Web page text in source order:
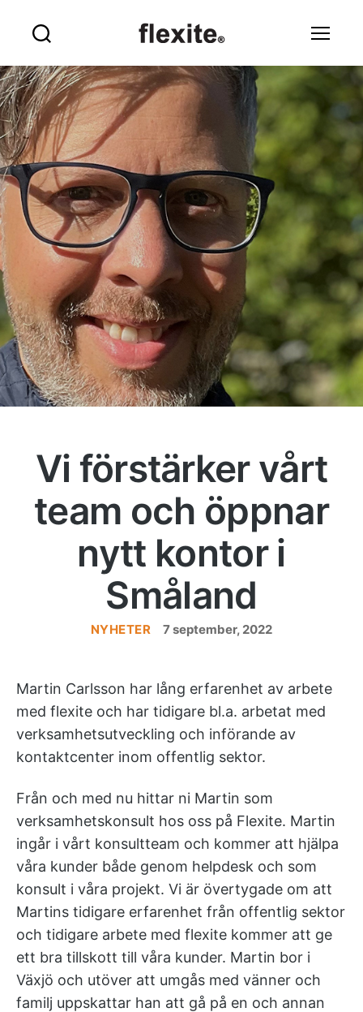
Vi förstärker vårt
team och öppnar
nytt kontor i
Småland
Kategorier
NYHETER 7 september, 2022
Martin Carlsson har lång erfarenhet av arbete
med flexite och har tidigare bl.a. arbetat med
verksamhetsutveckling och införande av
kontaktcenter inom offentlig sektor.
Från och med nu hittar ni Martin som
verksamhetskonsult hos oss på Flexite. Martin
ingår i vårt konsultteam och kommer att hjälpa
våra kunder både genom helpdesk och som
konsult i våra projekt. Vi är övertygade om att
Martins tidigare erfarenhet från offentlig sektor
och tidigare arbete med flexite kommer att ge
ett bra tillskott till våra kunder. Martin bor i
Växjö och utöver att umgås med vänner och
familj uppskattar han att gå på en och annan